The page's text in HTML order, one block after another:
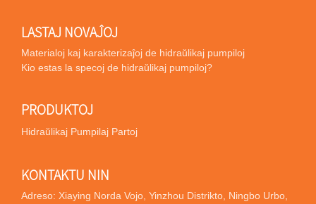
LASTAJ NOVAĴOJ
Materialoj kaj karakterizaĵoj de hidraŭlikaj pumpiloj
Kio estas la specoj de hidraŭlikaj pumpiloj?
PRODUKTOJ
Hidraŭlikaj Pumpilaj Partoj
KONTAKTU NIN
Adreso: Xiaying Norda Vojo, Yinzhou Distrikto, Ningbo Urbo,